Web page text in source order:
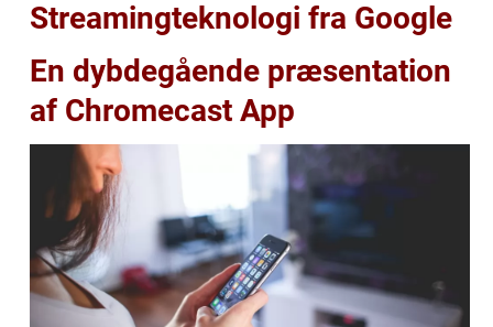
Streamingteknologi fra Google
En dybdegående præsentation
af Chromecast App